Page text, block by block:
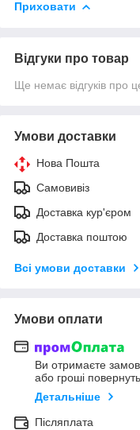
Приховати
Відгуки про товар
Ще немає відгуків про
Умови доставки
Нова Пошта
Самовивіз
Доставка кур'єром
Доставка поштою
Всі умови доставки
Умови оплати
Ви отримаєте
або гроші
Детальніше
Післяплата